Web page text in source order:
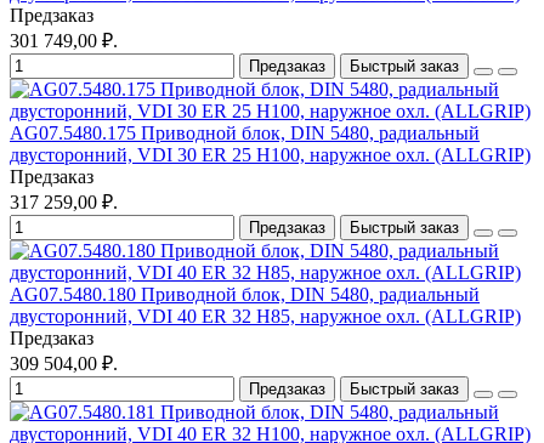
Предзаказ
301 749,00 ₽.
Предзаказ Быстрый заказ
AG07.5480.175 Приводной блок, DIN 5480, радиальный
двусторонний, VDI 30 ER 25 Н100, наружное охл. (ALLGRIP)
Предзаказ
317 259,00 ₽.
Предзаказ Быстрый заказ
AG07.5480.180 Приводной блок, DIN 5480, радиальный
двусторонний, VDI 40 ER 32 Н85, наружное охл. (ALLGRIP)
Предзаказ
309 504,00 ₽.
Предзаказ Быстрый заказ